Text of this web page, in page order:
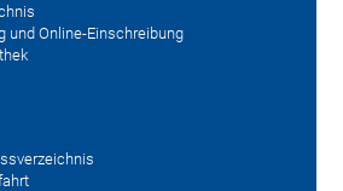
und Online-Einschreibung